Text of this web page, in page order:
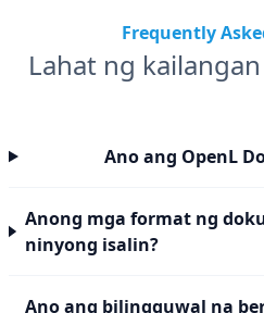
Frequently
Lahat ng
Ano ang OpenL
Anong mga format ng
ninyong isalin?
Ano ang bilingguwal na